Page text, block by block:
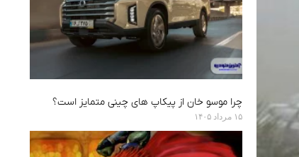
چرا موسو خان از پیکاپ های چینی متمایز است؟
۱۵ مرداد ۱۴۰۵